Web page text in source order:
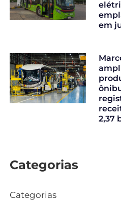
em
2,37
Categorias
Categorias